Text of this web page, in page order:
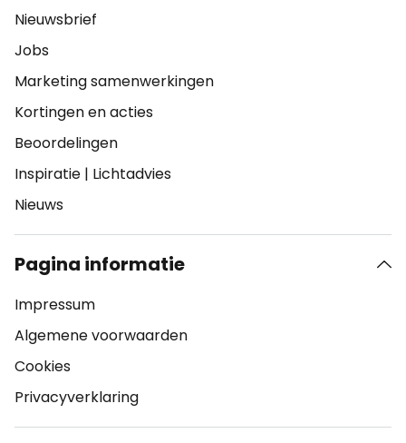
Nieuwsbrief
Jobs
Marketing samenwerkingen
Kortingen en acties
Beoordelingen
Inspiratie | Lichtadvies
Nieuws
Pagina informatie
Impressum
Algemene voorwaarden
Cookies
Privacyverklaring